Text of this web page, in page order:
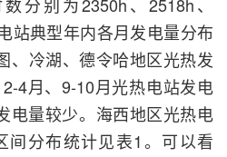
分别为2350h、2518h、
站典型年内各月发电量分布
、冷湖、德令哈地区光热发
4月、9-10月光热电站发电
电量较少。海西地区光热电
间分布统计见表1。可以看